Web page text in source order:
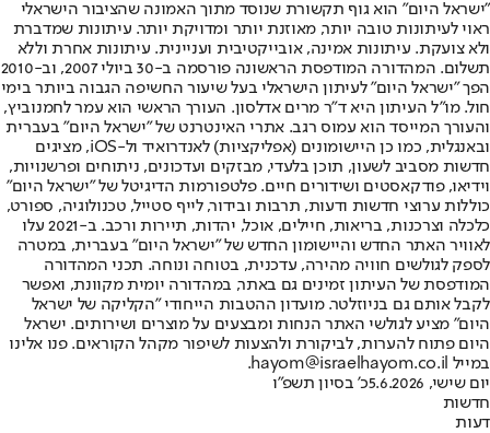
"ישראל היום" הוא גוף תקשורת שנוסד מתוך האמונה שהציבור הישראלי
ראוי לעיתונות טובה יותר, מאוזנת יותר ומדויקת יותר. עיתונות שמדברת
ולא צועקת. עיתונות אמינה, אובייקטיבית ועניינית. עיתונות אחרת וללא
תשלום. המהדורה המודפסת הראשונה פורסמה ב-30 ביולי 2007, וב-2010
הפך "ישראל היום" לעיתון הישראלי בעל שיעור החשיפה הגבוה ביותר בימי
חול. מו"ל העיתון היא ד"ר מרים אדלסון. העורך הראשי הוא עמר לחמנוביץ,
והעורך המייסד הוא עמוס רגב. אתרי האינטרנט של "ישראל היום" בעברית
ובאנגלית, כמו כן היישומונים (אפליקציות) לאנדרואיד ול-iOS, מציגים
חדשות מסביב לשעון, תוכן בלעדי, מבזקים ועדכונים, ניתוחים ופרשנויות,
וידיאו, פודקאסטים ושידורים חיים. פלטפורמות הדיגיטל של "ישראל היום"
כוללות ערוצי חדשות ודעות, תרבות ובידור, לייף סטייל, טכנולוגיה, ספורט,
כלכלה וצרכנות, בריאות, חיילים, אוכל, יהדות, תיירות ורכב. ב-2021 עלו
לאוויר האתר החדש והיישומון החדש של "ישראל היום" בעברית, במטרה
לספק לגולשים חוויה מהירה, עדכנית, בטוחה ונוחה. תכני המהדורה
המודפסת של העיתון זמינים גם באתר, במהדורה יומית מקוונת, ואפשר
לקבל אותם גם בניוזלטר. מועדון ההטבות הייחודי "הקליקה של ישראל
היום" מציע לגולשי האתר הנחות ומבצעים על מוצרים ושירותים. ישראל
היום פתוח להערות, לביקורת ולהצעות לשיפור מקהל הקוראים. פנו אלינו
במייל hayom@israelhayom.co.il.
יום שישי, 5.6.2026
כ' בסיון תשפ"ו
חדשות
דעות